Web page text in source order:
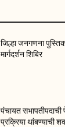
जिल्हा जनगणना
मार्गदर्शन शिबिर
पंचायत
प्रक्रिया थांबण्याची